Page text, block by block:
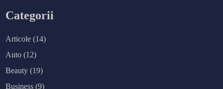
Categorii
Articole (14)
Auto (12)
Beauty (19)
Business (9)